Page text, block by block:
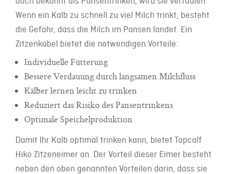
Wenn ein Kalb zu schnell zu viel Milch trinkt, besteht
die Gefahr, dass die Milch im Pansen landet. Ein
Zitzenkübel bietet die notwendigen Vorteile:
Individuelle Fütterung
Bessere Verdauung durch langsamen Milchfluss
Kälber lernen leicht zu trinken
Reduziert das Risiko des Pansentrinkens
Optimale Speichelproduktion
Damit Ihr Kalb optimal trinken kann, bietet Topcalf
Hiko Zitzeneimer an. Der Vorteil dieser Eimer besteht
neben den oben genannten Vorteilen darin, dass sie